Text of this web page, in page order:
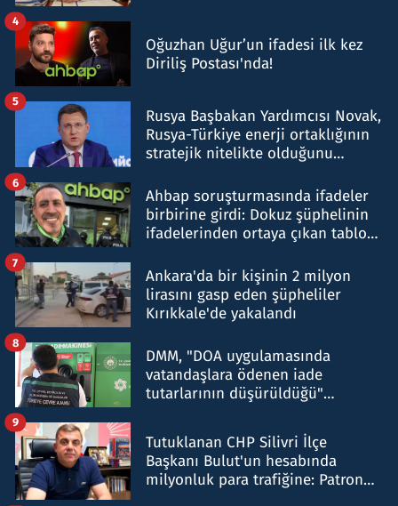
Oğuzhan Uğur’un ifadesi ilk kez
Diriliş Postası'nda!
4
Rusya Başbakan Yardımcısı Novak,
Rusya-Türkiye enerji ortaklığının
stratejik nitelikte olduğunu
5
Ahbap soruşturmasında ifadeler
birbirine girdi: Dokuz şüphelinin
ifadelerinden ortaya çıkan tablo
6
Ankara'da bir kişinin 2 milyon
lirasını gasp eden şüpheliler
Kırıkkale'de yakalandı
7
DMM, "DOA uygulamasında
vatandaşlara ödenen iade
tutarlarının düşürüldüğü"
8
Tutuklanan CHP Silivri İlçe
Başkanı Bulut'un hesabında
milyonluk para trafiğine: Patron
9